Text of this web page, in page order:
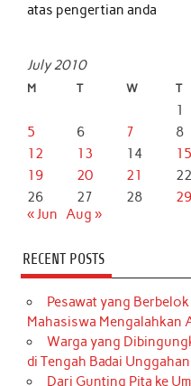
atas pengertian anda
July 2010
M T W T
1
5
6 7 8
12
13 14 15
19
20 21 22
26
27 28 29
« Jun Aug »
RECENT POSTS
Pesawat yang
Mahasiswa Mengalahkan
Warga yang
di Tengah Badai Unggahan
Dari Gunting Pita ke